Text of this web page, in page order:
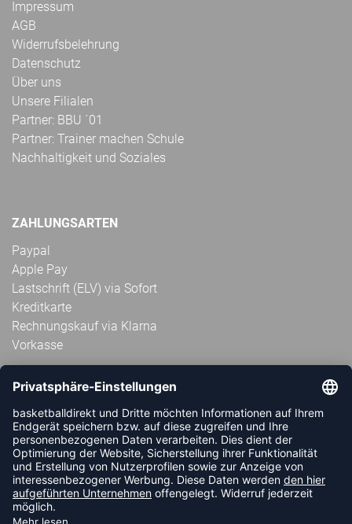
Impressum
AGB
Widerrufsbelehrung
Datenschutz
Über uns
Unsere Filialen
Partner: BBU ´01
Partner: Trainer machen Schule
Nachhaltigkeit und Soziales
ZAHLUNGSARTEN
Paypal
Apple Pay
Lastschrift (ELV) via Sofort
Kreditkarte
Rechnungskauf via Klarna
Vorkasse
ABONNIERE JETZT DEN KOSTENLOSEN
HANDBALLDIREKT-NEWSLETTER UND VERPASSE KEINE
NEUIGKEIT ODER AKTION MEHR.
JETZT ANMELDEN